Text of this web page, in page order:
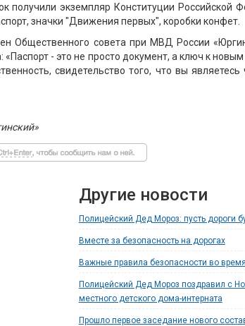
получили экземпляр Конституции Российской
значки "Движения первых", коробки конфет.
Общественного совета при МВД России
- это не просто документ, а ключ к
свидетельство того, что вы
Другие новости
Полицейский Дед Мороз: пусть дороги
Вместе за безопасность на дорогах
Важные правила безопасности во
Полицейский Дед Мороз поздравил с
местного детского дома-интерната
Прошло первое заседание нового